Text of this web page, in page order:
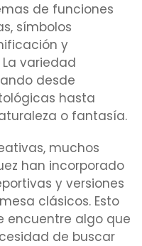
de funciones
símbolos
y
variedad
desde
hasta
o fantasía.
muchos
han incorporado
y versiones
clásicos. Esto
encuentre algo que
de buscar